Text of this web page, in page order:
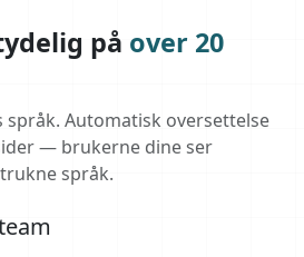
på over 20
språk. Automatisk oversettelse
— brukerne dine ser
språk.